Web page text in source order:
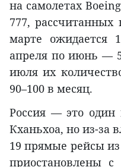
на самолетах
777, рассчитанных
марте ожидается
апреля по июнь —
июля их
90–100 в месяц.
Россия — это
Кханьхоа, но из-за
19 прямые рейсы
приостановлены с